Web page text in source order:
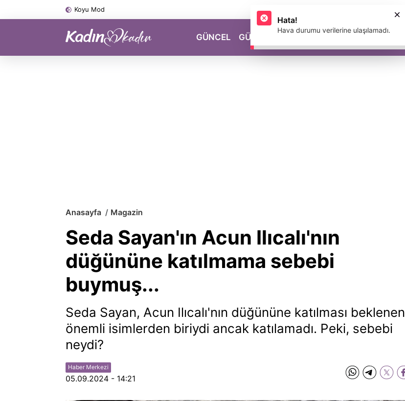
Koyu Mod
GÜNCEL GÜZELLİK MAGAZİN
Anasayfa Magazin
Seda Sayan'ın Acun Ilıcalı'nın
düğününe katılmama sebebi
buymuş...
Seda Sayan, Acun Ilıcalı'nın düğününe katılması beklenen
önemli isimlerden biriydi ancak katılamadı. Peki, sebebi
neydi?
Haber Merkezi
05.09.2024 - 14:21